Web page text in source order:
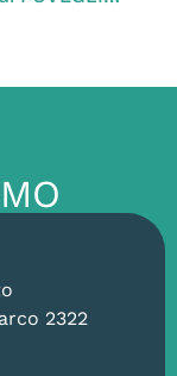
2322